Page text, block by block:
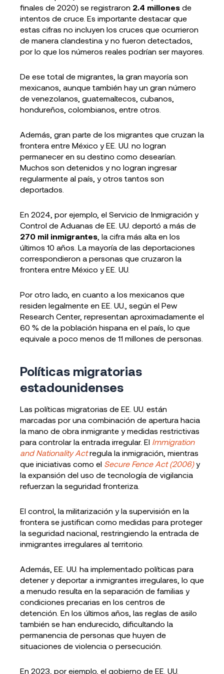
finales de 2020) se registraron 2.4 millones de
intentos de cruce. Es importante destacar que
estas cifras no incluyen los cruces que ocurrieron
de manera clandestina y no fueron detectados,
por lo que los números reales podrían ser mayores.
De ese total de migrantes, la gran mayoría son
mexicanos, aunque también hay un gran número
de venezolanos, guatemaltecos, cubanos,
hondureños, colombianos, entre otros.
Además, gran parte de los migrantes que cruzan la
frontera entre México y EE. UU. no logran
permanecer en su destino como desearían.
Muchos son detenidos y no logran ingresar
regularmente al país, y otros tantos son
deportados.
En 2024, por ejemplo, el Servicio de Inmigración y
Control de Aduanas de EE. UU. deportó a más de
270 mil inmigrantes , la cifra más alta en los
últimos 10 años. La mayoría de las deportaciones
correspondieron a personas que cruzaron la
frontera entre México y EE. UU.
Por otro lado, en cuanto a los mexicanos que
residen legalmente en EE. UU., según el Pew
Research Center, representan aproximadamente el
60 % de la población hispana en el país, lo que
equivale a poco menos de 11 millones de personas.
Políticas migratorias
estadounidenses
Las políticas migratorias de EE. UU. están
marcadas por una combinación de apertura hacia
la mano de obra inmigrante y medidas restrictivas
para controlar la entrada irregular. El Immigration
and Nationality Actregula la inmigración, mientras
que iniciativas como el Secure Fence Act (2006)y
la expansión del uso de tecnología de vigilancia
refuerzan la seguridad fronteriza.
El control, la militarización y la supervisión en la
frontera se justifican como medidas para proteger
la seguridad nacional, restringiendo la entrada de
inmigrantes irregulares al territorio.
Además, EE. UU. ha implementado políticas para
detener y deportar a inmigrantes irregulares, lo que
a menudo resulta en la separación de familias y
condiciones precarias en los centros de
detención. En los últimos años, las reglas de asilo
también se han endurecido, dificultando la
permanencia de personas que huyen de
situaciones de violencia o persecución.
En 2023, por ejemplo, el gobierno de EE. UU.